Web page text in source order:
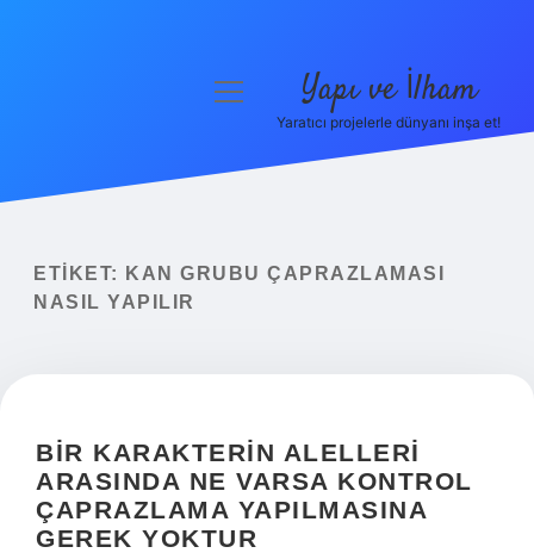
Yasal Uyarı
menüyü
Yapı ve İlham
Yaratıcı projelerle dünyanı inşa et!
ETIKET:
KAN GRUBU ÇAPRAZLAMASI
NASIL YAPILIR
BIR KARAKTERIN ALELLERI
ARASINDA NE VARSA KONTROL
ÇAPRAZLAMA YAPILMASINA
GEREK YOKTUR